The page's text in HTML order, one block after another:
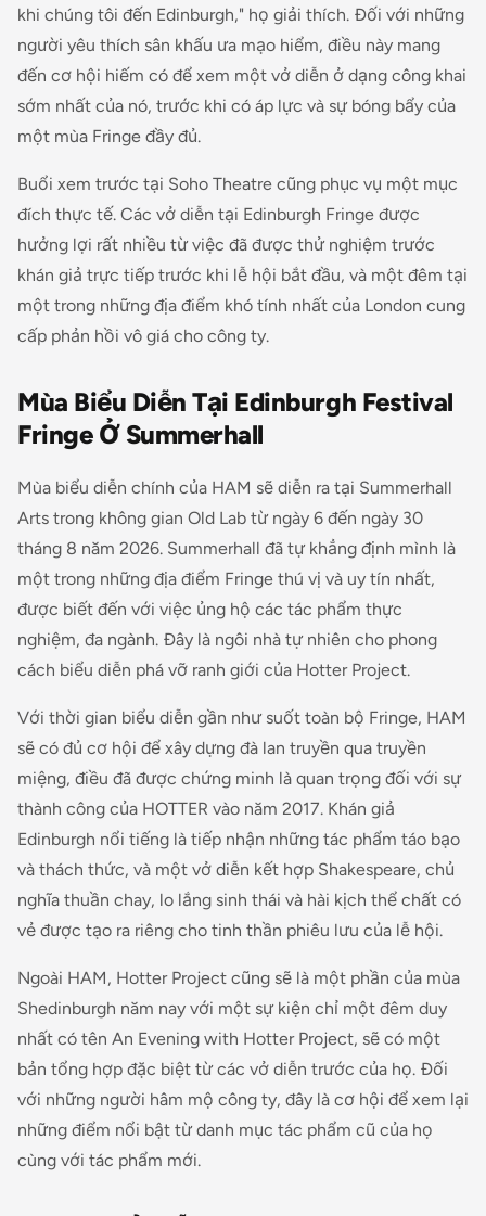
khi chúng tôi đến Edinburgh," họ giải thích. Đối với những
người yêu thích sân khấu ưa mạo hiểm, điều này mang
đến cơ hội hiếm có để xem một vở diễn ở dạng công khai
sớm nhất của nó, trước khi có áp lực và sự bóng bẩy của
một mùa Fringe đầy đủ.
Buổi xem trước tại Soho Theatre cũng phục vụ một mục
đích thực tế. Các vở diễn tại Edinburgh Fringe được
hưởng lợi rất nhiều từ việc đã được thử nghiệm trước
khán giả trực tiếp trước khi lễ hội bắt đầu, và một đêm tại
một trong những địa điểm khó tính nhất của London cung
cấp phản hồi vô giá cho công ty.
Mùa Biểu Diễn Tại Edinburgh Festival
Fringe Ở Summerhall
Mùa biểu diễn chính của HAM sẽ diễn ra tại Summerhall
Arts trong không gian Old Lab từ ngày 6 đến ngày 30
tháng 8 năm 2026. Summerhall đã tự khẳng định mình là
một trong những địa điểm Fringe thú vị và uy tín nhất,
được biết đến với việc ủng hộ các tác phẩm thực
nghiệm, đa ngành. Đây là ngôi nhà tự nhiên cho phong
cách biểu diễn phá vỡ ranh giới của Hotter Project.
Với thời gian biểu diễn gần như suốt toàn bộ Fringe, HAM
sẽ có đủ cơ hội để xây dựng đà lan truyền qua truyền
miệng, điều đã được chứng minh là quan trọng đối với sự
thành công của HOTTER vào năm 2017. Khán giả
Edinburgh nổi tiếng là tiếp nhận những tác phẩm táo bạo
và thách thức, và một vở diễn kết hợp Shakespeare, chủ
nghĩa thuần chay, lo lắng sinh thái và hài kịch thể chất có
vẻ được tạo ra riêng cho tinh thần phiêu lưu của lễ hội.
Ngoài HAM, Hotter Project cũng sẽ là một phần của mùa
Shedinburgh năm nay với một sự kiện chỉ một đêm duy
nhất có tên An Evening with Hotter Project, sẽ có một
bản tổng hợp đặc biệt từ các vở diễn trước của họ. Đối
với những người hâm mộ công ty, đây là cơ hội để xem lại
những điểm nổi bật từ danh mục tác phẩm cũ của họ
cùng với tác phẩm mới.